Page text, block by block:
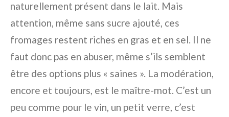
naturellement présent dans le lait. Mais
attention, même sans sucre ajouté, ces
fromages restent riches en gras et en sel. Il ne
faut donc pas en abuser, même s’ils semblent
être des options plus « saines ». La modération,
encore et toujours, est le maître-mot. C’est un
peu comme pour le vin, un petit verre, c’est